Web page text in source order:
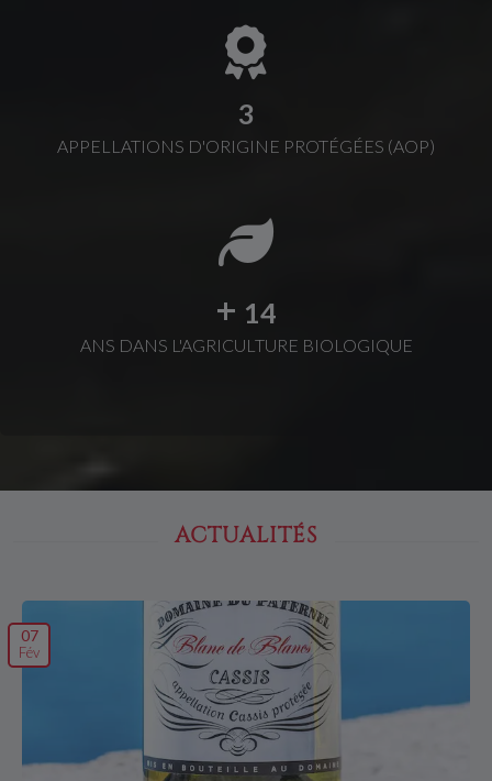
3
APPELLATIONS D'ORIGINE PROTÉGÉES (AOP)
+ 14
ANS DANS L'AGRICULTURE BIOLOGIQUE
ACTUALITÉS
07
Fév